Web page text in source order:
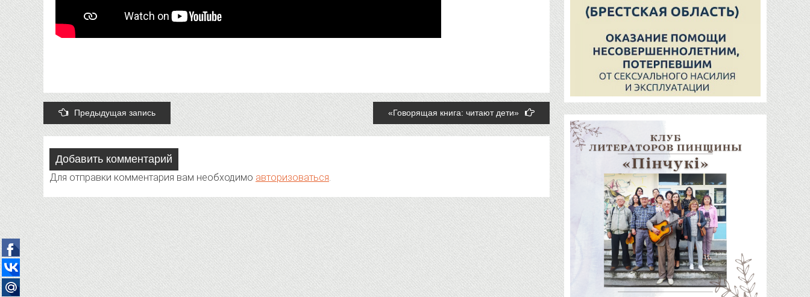
Post
navigation
Предыдущая запись «Говорящая книга: читают дети»
Добавить комментарий
Для отправки комментария вам необходимо авторизоваться.